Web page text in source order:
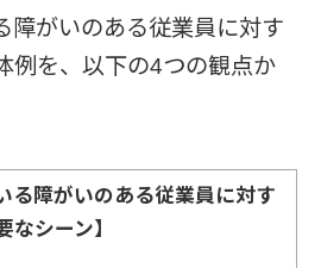
障がいのある従業員に対す
例を、以下の4つの観点か
る障がいのある従業員に対す
なシーン】